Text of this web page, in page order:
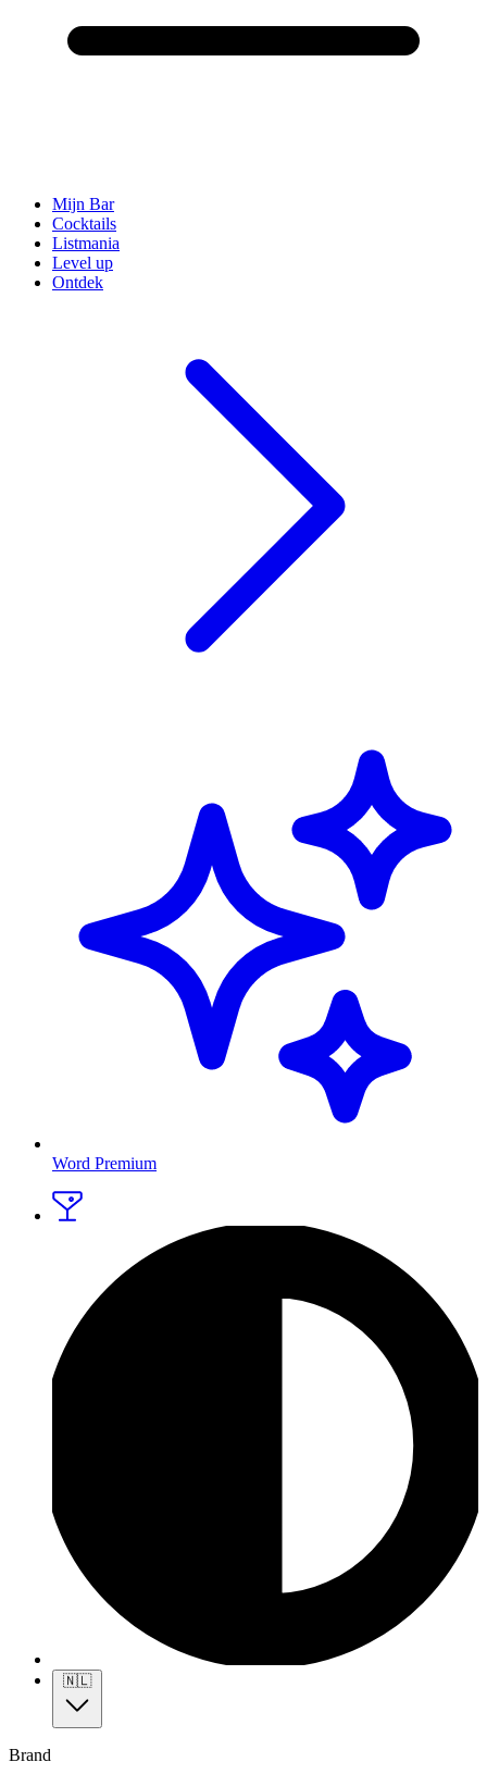
Mijn Bar
Cocktails
Listmania
Level up
Ontdek
Word Premium
🇳🇱
Brand